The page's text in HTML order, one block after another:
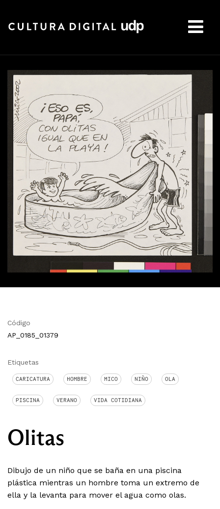
Código
AP_0185_01379
Etiquetas
CARICATURA HOMBRE MICO NIÑO OLA
PISCINA VERANO VIDA COTIDIANA
Olitas
Dibujo de un niño que se baña en una piscina
plástica mientras un hombre toma un extremo de
ella y la levanta para mover el agua como olas.